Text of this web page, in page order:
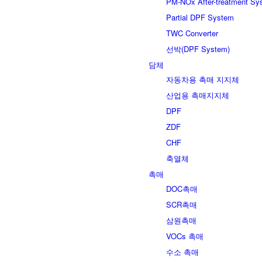
Partial DPF System
TWC Converter
선박(DPF System)
담체
자동차용 촉매 지지체
산업용 촉매지지체
DPF
ZDF
CHF
축열체
촉매
DOC촉매
SCR촉매
삼원촉매
VOCs 촉매
수소 촉매